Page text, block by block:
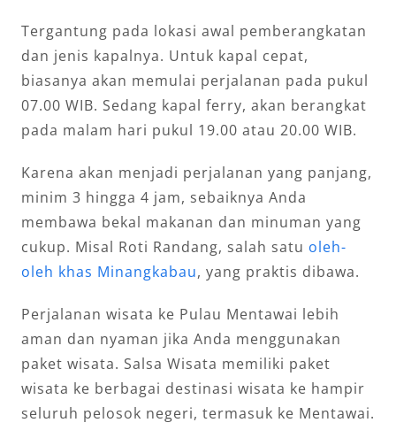
Tergantung pada lokasi awal pemberangkatan
dan jenis kapalnya. Untuk kapal cepat,
biasanya akan memulai perjalanan pada pukul
07.00 WIB. Sedang kapal ferry, akan berangkat
pada malam hari pukul 19.00 atau 20.00 WIB.
Karena akan menjadi perjalanan yang panjang,
minim 3 hingga 4 jam, sebaiknya Anda
membawa bekal makanan dan minuman yang
cukup. Misal Roti Randang, salah satu oleh-
oleh khas Minangkabau, yang praktis dibawa.
Perjalanan wisata ke Pulau Mentawai lebih
aman dan nyaman jika Anda menggunakan
paket wisata. Salsa Wisata memiliki paket
wisata ke berbagai destinasi wisata ke hampir
seluruh pelosok negeri, termasuk ke Mentawai.